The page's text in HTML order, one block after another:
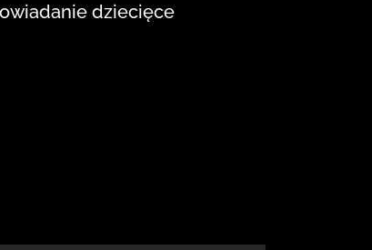
dziecięce